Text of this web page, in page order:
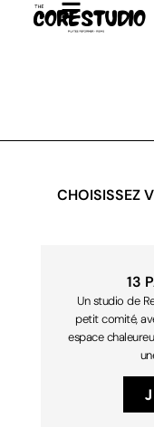
CHOISISSEZ
13
Un studio de
petit comité,
espace